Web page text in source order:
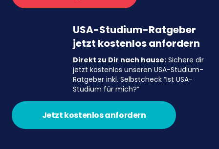
USA-Studium-Ratgeber
jetzt kostenlos anfordern
Direkt zu Dir nach hause: Sichere dir
jetzt kostenlos unseren USA-Studium-
Ratgeber inkl. Selbstcheck “Ist USA-
Studium für mich?”
Jetzt kostenlos anfordern